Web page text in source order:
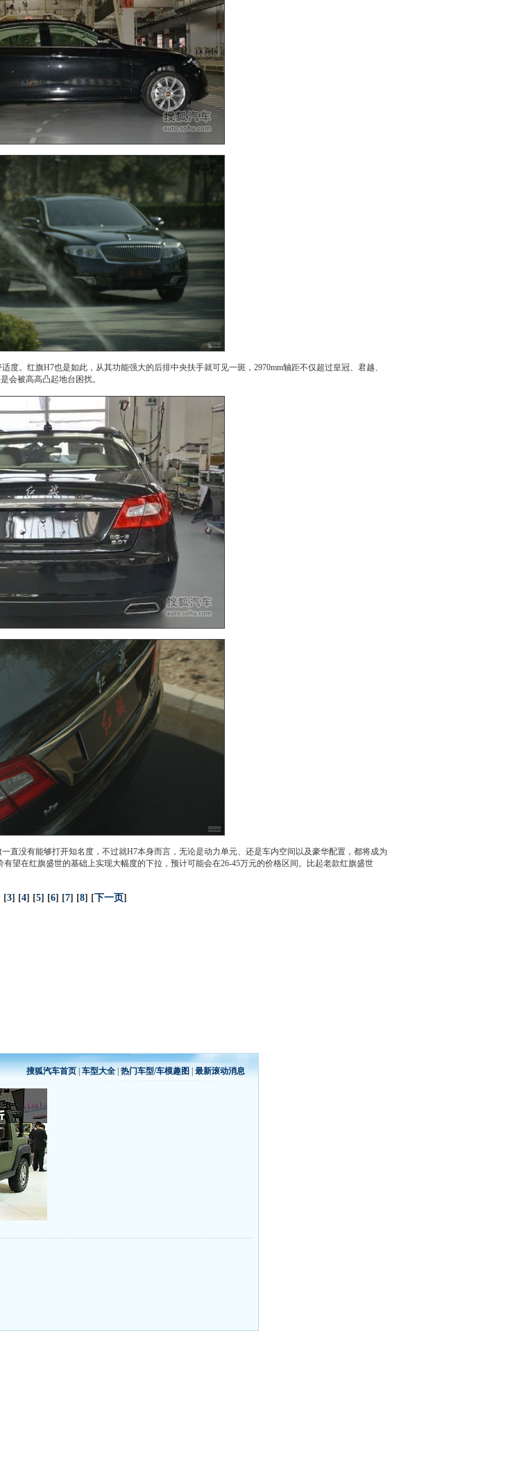
度。 红旗H7也是如此，从其功能强大的后排中央扶手就可见一斑，2970mm轴距不仅超过皇冠、 君越、
会被高高凸起地台困扰。
一直没有能够打开知名度，不过就H7本身而言，无论是动力单元、还是车内空间以及豪华配置，都将成为
有望在红旗盛世的基础上实现大幅度的下拉，预计可能会在26-45万元的价格区间。比起老款红旗盛世
[3] [4] [5] [6] [7] [8] [下一页]
搜狐汽车首页| 车型大全| 热门车型/车模趣图 最新滚动消息
14万
价吗？
外卖13万
6万低价车